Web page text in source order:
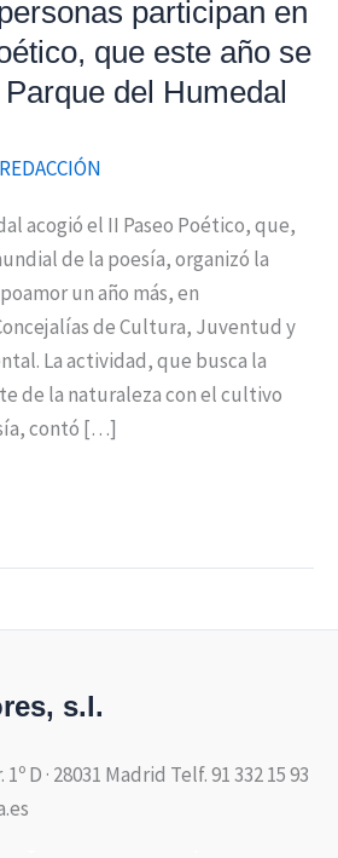
participan en
que este año se
del Humedal
REDACCIÓN
acogió el II Paseo Poético, que,
de la poesía, organizó la
un año más, en
de Cultura, Juventud y
La actividad, que busca la
de la naturaleza con el cultivo
contó […]
s.l.
D · 28031 Madrid Telf. 91 332 15 93